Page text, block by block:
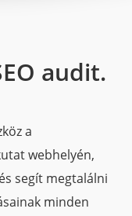
audit.
a
webhelyén,
segít megtalálni
minden